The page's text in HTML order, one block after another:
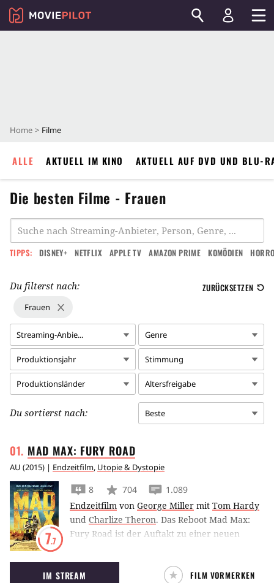
Home Filme
ALLE AKTUELL IM KINO AKTUELL AUF DVD UND BLU-
Die besten Filme - Frauen
TIPPS: DISNEY+ NETFLIX APPLE TV AMAZON PRIME KOMÖDIEN
Du filterst nach: ZURÜCKSETZEN
Frauen
Streaming-Anbie... Genre
Produktionsjahr Stimmung
Produktionsländer Altersfreigabe
Du sortierst nach: Beste
MAD MAX: FURY ROAD
AU (2015) | Endzeitfilm, Utopie & Dystopie
7.7
8 704
1.089
Endzeitfilm von George Miller mit Tom Hardy
und Charlize Theron. Das Reboot Mad Max:
Fury Road ist der Auftakt zu einer neuen
der diesmal von Tom Hardy gespielt wird.
IM STREAM FILM VORMERKEN